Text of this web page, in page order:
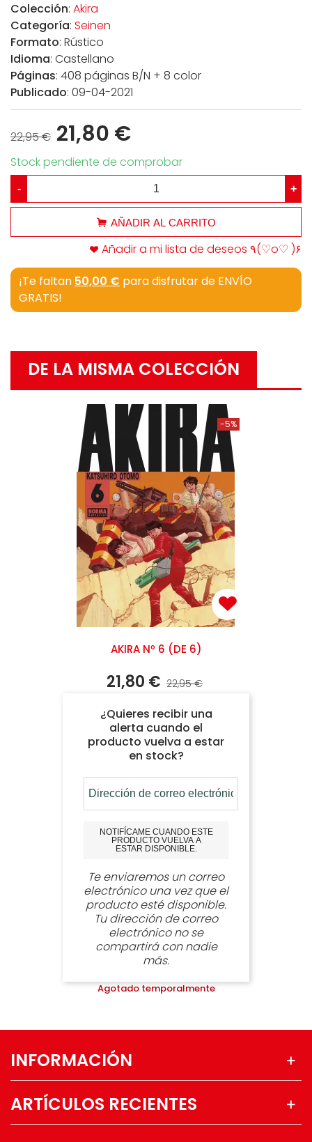
Colección: Akira
Categoría: Seinen
Formato: Rústico
Idioma: Castellano
Páginas: 408 páginas B/N + 8 color
Publicado: 09-04-2021
22,95 € 21,80 €
Stock pendiente de comprobar
- +
AÑADIR AL CARRITO
Añadir a mi lista de deseos ٩(♡o♡ )۶
¡Te faltan 50,00 € para disfrutar de ENVÍO
GRATIS!
DE LA MISMA COLECCIÓN
-5%
AKIRA Nº 6 (DE 6)
21,80 € 22,95 €
¿Quieres recibir una
alerta cuando el
producto vuelva a estar
en stock?
NOTIFÍCAME CUANDO ESTE
PRODUCTO VUELVA A
ESTAR DISPONIBLE.
Te enviaremos un correo
electrónico una vez que el
producto esté disponible.
Tu dirección de correo
electrónico no se
compartirá con nadie
más.
Agotado temporalmente
INFORMACIÓN
ARTÍCULOS RECIENTES